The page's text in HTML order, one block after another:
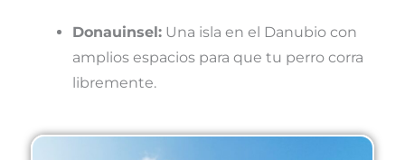
Donauinsel: Una isla en el Danubio con
amplios espacios para que tu perro corra
libremente.